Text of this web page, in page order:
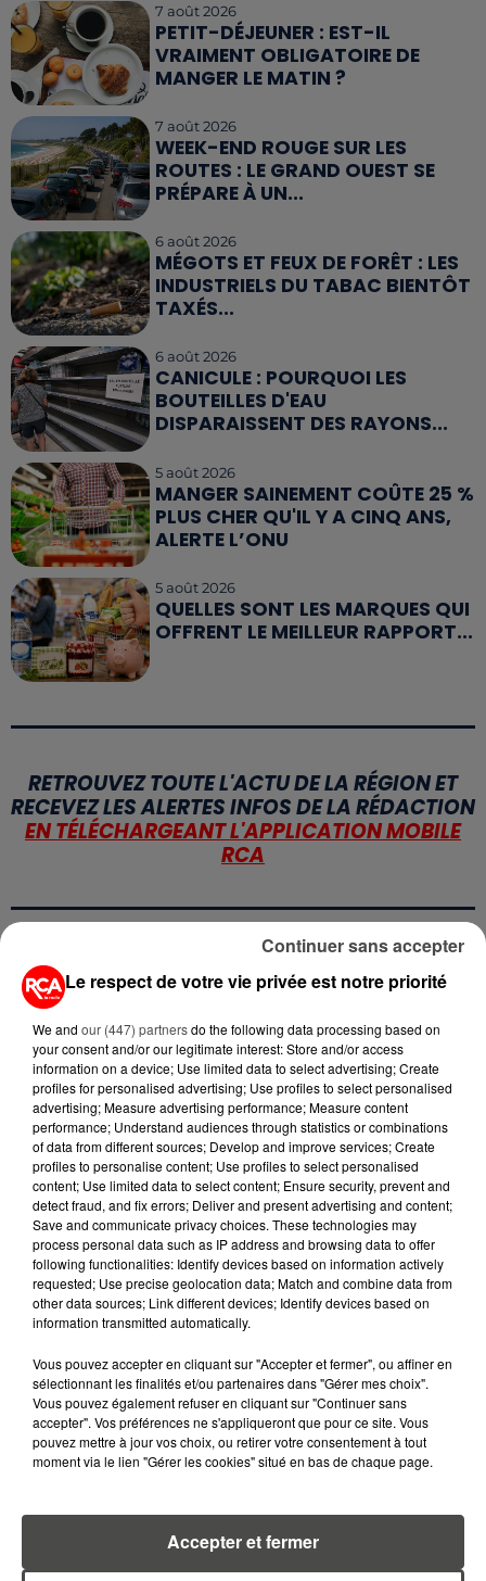
7 août 2026
PETIT-DÉJEUNER : EST-IL
VRAIMENT OBLIGATOIRE DE
MANGER LE MATIN ?
7 août 2026
WEEK-END ROUGE SUR LES
ROUTES : LE GRAND OUEST SE
PRÉPARE À UN...
6 août 2026
MÉGOTS ET FEUX DE FORÊT : LES
INDUSTRIELS DU TABAC BIENTÔT
TAXÉS...
6 août 2026
CANICULE : POURQUOI LES
BOUTEILLES D'EAU
DISPARAISSENT DES RAYONS...
5 août 2026
MANGER SAINEMENT COÛTE 25 %
PLUS CHER QU'IL Y A CINQ ANS,
ALERTE L’ONU
5 août 2026
QUELLES SONT LES MARQUES QUI
OFFRENT LE MEILLEUR RAPPORT...
RETROUVEZ TOUTE L'ACTU DE LA RÉGION ET
RECEVEZ LES ALERTES INFOS DE LA RÉDACTION
EN TÉLÉCHARGEANT L'APPLICATION MOBILE
RCA
LA RÉDACTION
RCA
Voir toute l'équipe RCA
DIMITRI COUTAND
Journaliste
MARGOT DOUÉTIL
Journaliste
TITOUAN GUIBERT
Le respect de votre vie privée est notre priorité
We and our (447) partnersdo the following data processing based on
your consent and/or our legitimate interest: Store and/or access
information on a device; Use limited data to select advertising; Create
profiles for personalised advertising; Use profiles to select personalised
advertising; Measure advertising performance; Measure content
performance; Understand audiences through statistics or combinations
of data from different sources; Develop and improve services; Create
profiles to personalise content; Use profiles to select personalised
content; Use limited data to select content; Ensure security, prevent and
detect fraud, and fix errors; Deliver and present advertising and content;
Save and communicate privacy choices. These technologies may
process personal data such as IP address and browsing data to offer
following functionalities: Identify devices based on information actively
requested; Use precise geolocation data; Match and combine data from
other data sources; Link different devices; Identify devices based on
information transmitted automatically.
Vous pouvez accepter en cliquant sur "Accepter et fermer", ou affiner en
sélectionnant les finalités et/ou partenaires dans "Gérer mes choix".
Vous pouvez également refuser en cliquant sur "Continuer sans
accepter". Vos préférences ne s'appliqueront que pour ce site. Vous
pouvez mettre à jour vos choix, ou retirer votre consentement à tout
moment via le lien "Gérer les cookies" situé en bas de chaque page.
Accepter et fermer
Continuer sans accepter